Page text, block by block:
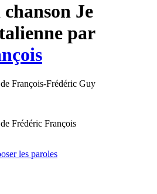
Je
par
François-Frédéric Guy
Frédéric François
les paroles